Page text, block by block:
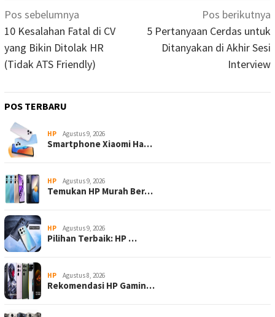
Navigasi
pos
Pos sebelumnya
10 Kesalahan Fatal di CV
yang Bikin Ditolak HR
(Tidak ATS Friendly)
Pos berikutnya
5 Pertanyaan Cerdas untuk
Ditanyakan di Akhir Sesi
Interview
POS TERBARU
HP Agustus 9, 2026
Smartphone Xiaomi Ha…
HP Agustus 9, 2026
Temukan HP Murah Ber…
HP Agustus 9, 2026
Pilihan Terbaik: HP …
HP Agustus 8, 2026
Rekomendasi HP Gamin…